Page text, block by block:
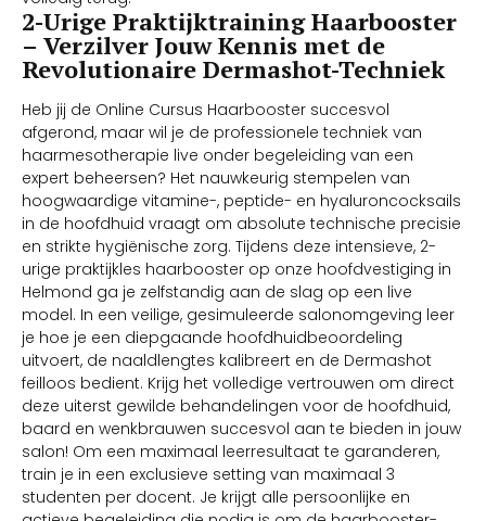
2-Urige Praktijktraining Haarbooster
– Verzilver Jouw Kennis met de
Revolutionaire Dermashot-Techniek
Heb jij de Online Cursus Haarbooster succesvol
afgerond, maar wil je de professionele techniek van
haarmesotherapie live onder begeleiding van een
expert beheersen? Het nauwkeurig stempelen van
hoogwaardige vitamine-, peptide- en hyaluroncocksails
in de hoofdhuid vraagt om absolute technische precisie
en strikte hygiënische zorg. Tijdens deze intensieve, 2-
urige praktijkles haarbooster op onze hoofdvestiging in
Helmond ga je zelfstandig aan de slag op een live
model. In een veilige, gesimuleerde salonomgeving leer
je hoe je een diepgaande hoofdhuidbeoordeling
uitvoert, de naaldlengtes kalibreert en de Dermashot
feilloos bedient. Krijg het volledige vertrouwen om direct
deze uiterst gewilde behandelingen voor de hoofdhuid,
baard en wenkbrauwen succesvol aan te bieden in jouw
salon! Om een maximaal leerresultaat te garanderen,
train je in een exclusieve setting van maximaal 3
studenten per docent. Je krijgt alle persoonlijke en